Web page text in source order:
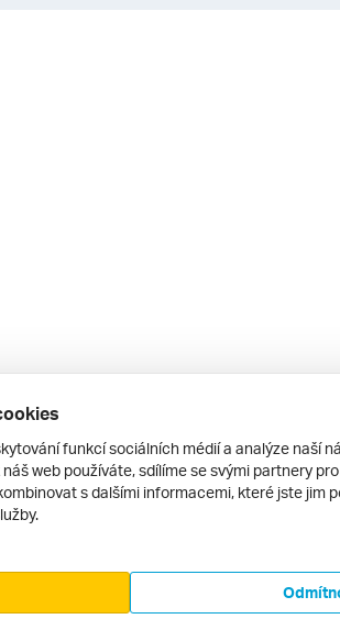
funkcí sociálních médií a analýze naší
web používáte, sdílíme se svými partnery
s dalšími informacemi, které jste jim